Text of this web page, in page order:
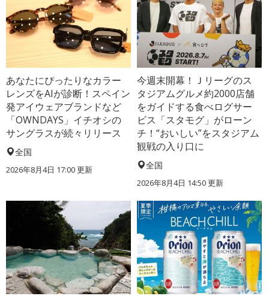
あなたにぴったりなカラー
レンズをAIが診断！スペイン
発アイウェアブランドなど
「OWNDAYS」イチオシの
サングラスが続々リリース
全国
2026年8月4日 17:00更新
今週末開幕！Ｊリーグのス
タジアムグルメ約2000店舗
をガイドする食べログサー
ビス「スタモグ」がローン
チ！“おいしい”をスタジアム
観戦の入り口に
全国
2026年8月4日 14:50更新